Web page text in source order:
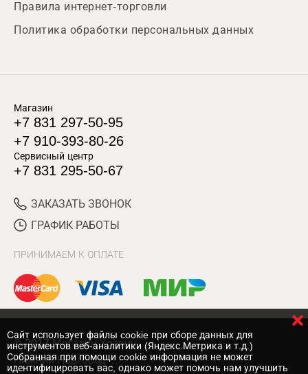
Правила интернет-торговли
Политика обработки персональных данных
Магазин
+7 831 297-50-95
+7 910-393-80-26
Сервисный центр
+7 831 295-50-67
ЗАКАЗАТЬ ЗВОНОК
ГРАФИК РАБОТЫ
ПРИНИМАЕМ К ОПЛАТЕ
© 2017 Магазин Хозяин
Нижний Новгород
Cайт использует файлы cookie при сборе данных для
инструментов веб-аналитики (Яндекс.Метрика и т.д.)
Собранная при помощи cookie информация не может
идентифицировать вас, однако может помочь нам улучшить